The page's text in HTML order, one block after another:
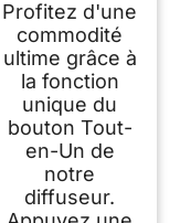
Profitez d'une
commodité
ultime grâce à
la fonction
unique du
bouton Tout-
en-Un de
notre
diffuseur.